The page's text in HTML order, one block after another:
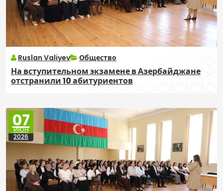
Ruslan Valiyev Общество
На вступительном экзамене в Азербайджане
отстранили 10 абитуриентов
07
ИЮН
2026